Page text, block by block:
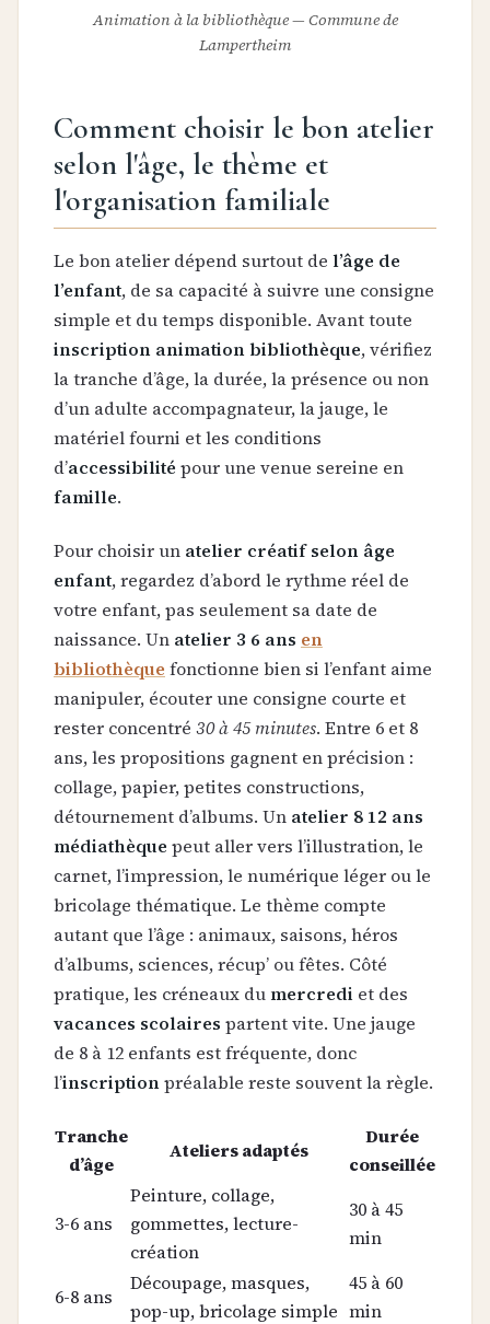
Animation à la bibliothèque — Commune de
Lampertheim
Comment choisir le bon atelier
selon l'âge, le thème et
l'organisation familiale
Le bon atelier dépend surtout de l’âge de
l’enfant, de sa capacité à suivre une consigne
simple et du temps disponible. Avant toute
inscription animation bibliothèque, vérifiez
la tranche d’âge, la durée, la présence ou non
d’un adulte accompagnateur, la jauge, le
matériel fourni et les conditions
d’accessibilité pour une venue sereine en
famille.
Pour choisir un atelier créatif selon âge
enfant, regardez d’abord le rythme réel de
votre enfant, pas seulement sa date de
naissance. Un atelier 3 6 ans en
bibliothèque fonctionne bien si l’enfant aime
manipuler, écouter une consigne courte et
rester concentré 30 à 45 minutes. Entre 6 et 8
ans, les propositions gagnent en précision :
collage, papier, petites constructions,
détournement d’albums. Un atelier 8 12 ans
médiathèque peut aller vers l’illustration, le
carnet, l’impression, le numérique léger ou le
bricolage thématique. Le thème compte
autant que l’âge : animaux, saisons, héros
d’albums, sciences, récup’ ou fêtes. Côté
pratique, les créneaux du mercredi et des
vacances scolaires partent vite. Une jauge
de 8 à 12 enfants est fréquente, donc
l’inscriptionpréalable reste souvent la règle.
Tranche
d’âge
Ateliers adaptés
Durée
conseillée
3-6 ans
Peinture, collage,
gommettes, lecture-
création
30 à 45
min
6-8 ans
Découpage, masques,
pop-up, bricolage simple
45 à 60
min